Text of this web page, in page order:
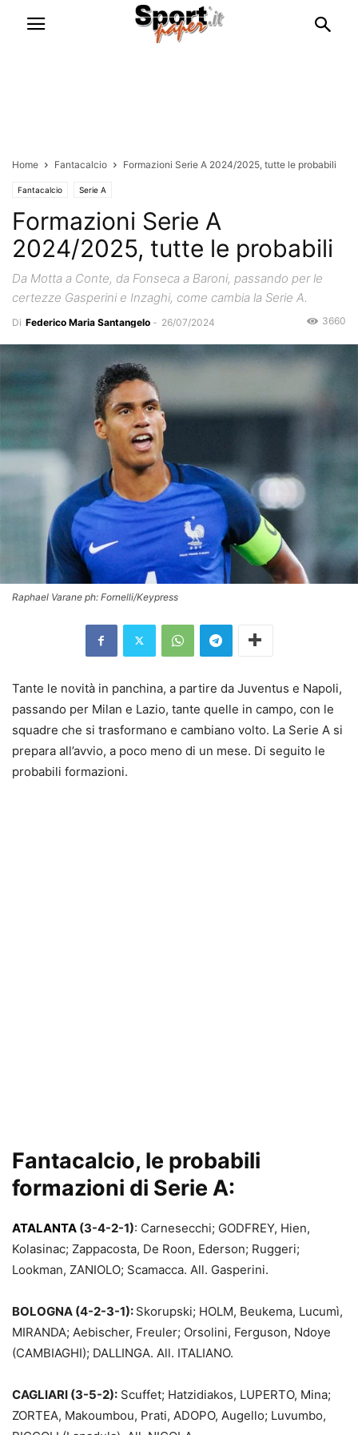
Home Fantacalcio Formazioni Serie A 2024/2025, tutte le probabili
Fantacalcio Serie A
Formazioni Serie A
2024/2025, tutte le probabili
Da Motta a Conte, da Fonseca a Baroni, passando per le
certezze Gasperini e Inzaghi, come cambia la Serie A.
Di Federico Maria Santangelo - 26/07/2024 3660
Raphael Varane ph: Fornelli/Keypress
Tante le novità in panchina, a partire da Juventus e Napoli,
passando per Milan e Lazio, tante quelle in campo, con le
squadre che si trasformano e cambiano volto. La Serie A si
prepara all’avvio, a poco meno di un mese. Di seguito le
probabili formazioni.
Fantacalcio, le probabili
formazioni di Serie A:
ATALANTA (3-4-2-1): Carnesecchi; GODFREY, Hien,
Kolasinac; Zappacosta, De Roon, Ederson; Ruggeri;
Lookman, ZANIOLO; Scamacca. All. Gasperini.
BOLOGNA (4-2-3-1): Skorupski; HOLM, Beukema, Lucumì,
MIRANDA; Aebischer, Freuler; Orsolini, Ferguson, Ndoye
(CAMBIAGHI); DALLINGA. All. ITALIANO.
CAGLIARI (3-5-2): Scuffet; Hatzidiakos, LUPERTO, Mina;
ZORTEA, Makoumbou, Prati, ADOPO, Augello; Luvumbo,